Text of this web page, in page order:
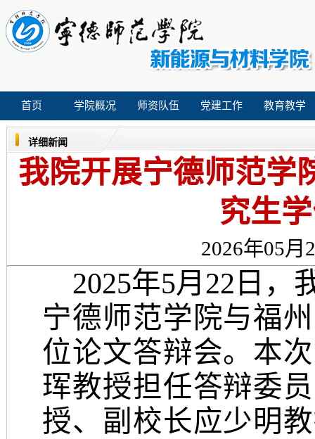
首页 学院概况 师资队伍 党建工作 教育教学
详细新闻
我院开展宁德师范学
究生
2026年05月
2025年5月22日，
宁德师范学院与福
位论文答辩会。本
珲教授担任答辩委
授、副校长应少明